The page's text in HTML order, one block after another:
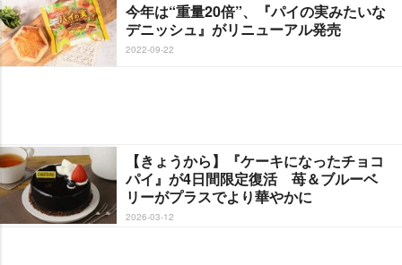
今年は“重量20倍”、『パイの実みたいな
デニッシュ』がリニューアル発売
2022-09-22
【きょうから】『ケーキになったチョコ
パイ』が4日間限定復活 苺＆ブルーベ
リーがプラスでより華やかに
2026-03-12